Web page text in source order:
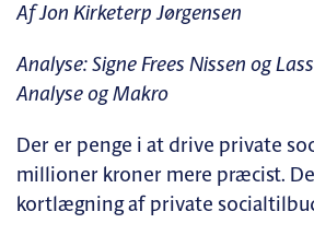
Af Jon Kirketerp Jørgensen
Analyse: Signe Frees Nissen og
Analyse og Makro
Der er penge i at drive private
millioner kroner mere præcist.
kortlægning af private